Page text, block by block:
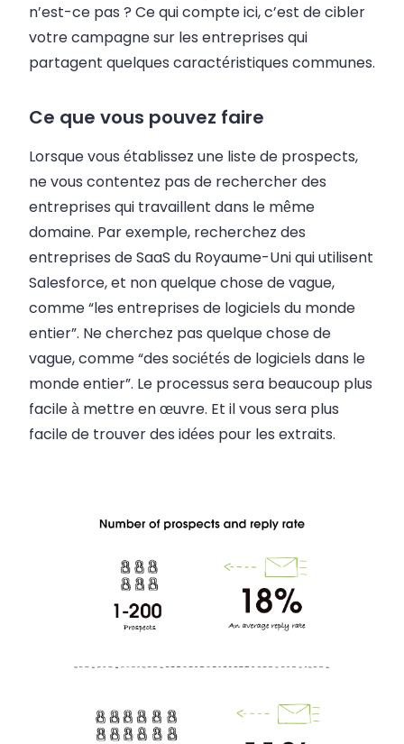
n’est-ce pas ? Ce qui compte ici, c’est de cibler
votre campagne sur les entreprises qui
partagent quelques caractéristiques communes.
Ce que vous pouvez faire
Lorsque vous établissez une liste de prospects,
ne vous contentez pas de rechercher des
entreprises qui travaillent dans le même
domaine. Par exemple, recherchez des
entreprises de SaaS du Royaume-Uni qui utilisent
Salesforce, et non quelque chose de vague,
comme “les entreprises de logiciels du monde
entier”. Ne cherchez pas quelque chose de
vague, comme “des sociétés de logiciels dans le
monde entier”. Le processus sera beaucoup plus
facile à mettre en œuvre. Et il vous sera plus
facile de trouver des idées pour les extraits.